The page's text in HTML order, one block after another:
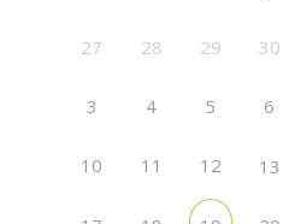
27 28 29 30
3 4 5 6
10 11 12 13